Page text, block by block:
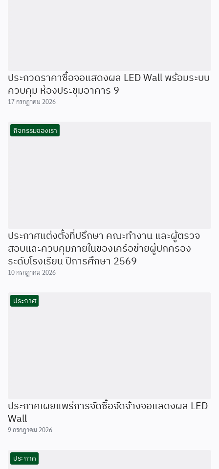
ประกวดราคาซื้อจอแสดงผล LED Wall พร้อมระบบ
ควบคุม ห้องประชุมอาคาร 9
17 กรกฎาคม 2026
กิจกรรมของเรา
ประกาศแต่งตั้งที่ปรึกษา คณะทำงาน และผู้ตรวจ
สอบและควบคุมภายในของเครือข่ายผู้ปกครอง
ระดับโรงเรียน ปีการศึกษา 2569
10 กรกฎาคม 2026
ประกาศ
ประกาศเผยแพร่การจัดซื้อจัดจ้างจอแสดงผล LED
Wall
9 กรกฎาคม 2026
ประกาศ